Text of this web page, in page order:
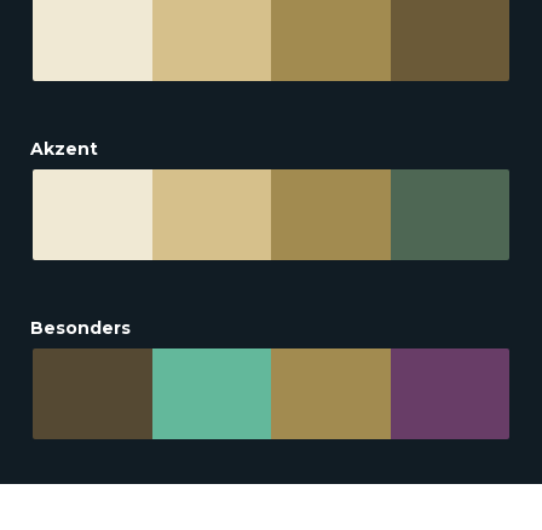
Akzent
Besonders